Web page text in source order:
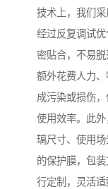
技术上，我们采
经过反复调试
密贴合，不易
额外花费人力
成污染或损伤
使用效率。此
璃尺寸、使用
的保护膜，包
行定制，灵活